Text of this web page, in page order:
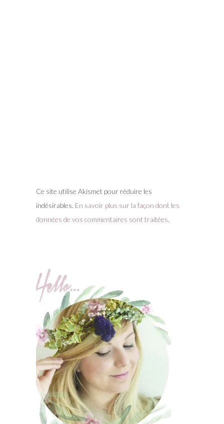
Ce site utilise Akismet pour réduire les
indésirables. En savoir plus sur la façon dont les
données de vos commentaires sont traitées.